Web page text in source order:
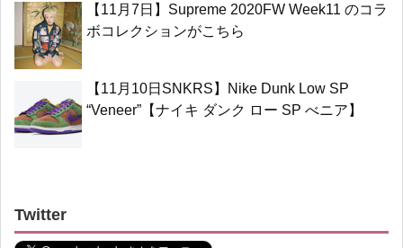
【11月7日】Supreme 2020FW Week11 のコラ
ボコレクションがこちら
【11月10日SNKRS】Nike Dunk Low SP
“Veneer”【ナイキ ダンク ロー SP べニア】
Twitter